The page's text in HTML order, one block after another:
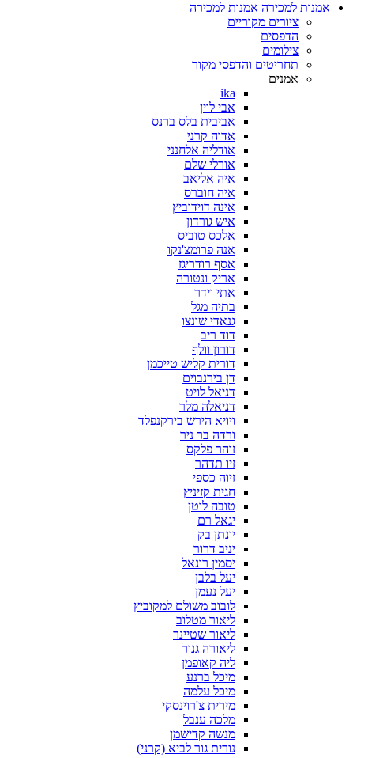
אמנות למכירה אמנות למכירה
ציורים מקוריים
הדפסים
צילומים
תחריטים והדפסי מקור
אמנים
ika
אבי לוין
אביבית בלס ברנס
אדוה קרני
אודליה אלחנני
אורלי שלם
איה אליאב
איה חוברס
אינה דוידוביץ
איש גורדון
אלכס טוביס
אנה פרומצ'נקו
אסף רודריגז
אריק ונטורה
אתי וידר
בתיה מגל
גנאדי שונצו
דוד ריב
דורון וולף
דורית קליש טייכמן
דן בירנבוים
דניאל לויט
דניאלה מלר
ויויא הירש בירקנפלד
ורדה בר ניר
זוהר פלקס
זיו תדהר
זיוה כספי
חגית קזיניץ
טובה לוטן
יגאל רם
יונתן בק
יניב דרור
יסמין רונאל
יעל בלבן
יעל נעמן
לובוב משולם למקוביץ
ליאור מטלוב
ליאור שטיינר
ליאורה גנור
ליה קאופמן
מיכל ברנע
מיכל עלמה
מירית צ'רוינסקי
מלכה ענבל
מנשה קדישמן
נורית גור לביא (קרני)